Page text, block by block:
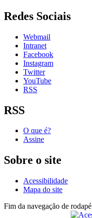
Redes Sociais
Webmail
Intranet
Facebook
Instagram
Twitter
YouTube
RSS
RSS
O que é?
Assine
Sobre o site
Acessibilidade
Mapa do site
Fim da navegação de rodapé